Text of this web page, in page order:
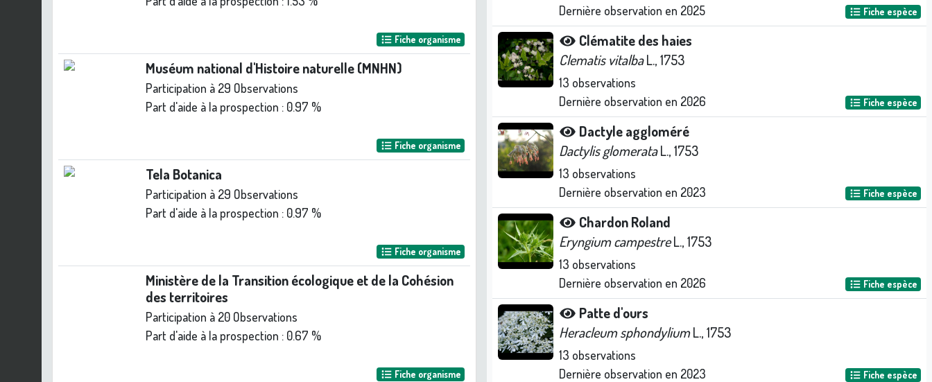
Fiche organisme
Muséum national d'Histoire naturelle (MNHN)
Participation à 29 Observations
Part d'aide à la prospection : 0.97 %
Fiche organisme
Tela Botanica
Participation à 29 Observations
Part d'aide à la prospection : 0.97 %
Fiche organisme
Ministère de la Transition écologique et de la Cohésion
des territoires
Participation à 20 Observations
Part d'aide à la prospection : 0.67 %
Fiche organisme
Dernière observation en 2025 Fiche espèce
Clématite des haies
Clematis vitalbaL., 1753
13 observations
Dernière observation en 2026 Fiche espèce
Dactyle aggloméré
Dactylis glomerataL., 1753
13 observations
Dernière observation en 2023 Fiche espèce
Chardon Roland
Eryngium campestreL., 1753
13 observations
Dernière observation en 2026 Fiche espèce
Patte d'ours
Heracleum sphondyliumL., 1753
13 observations
Dernière observation en 2023 Fiche espèce